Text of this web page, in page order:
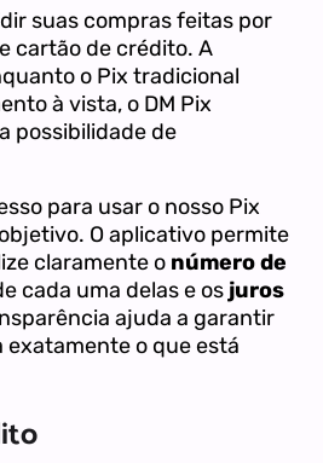
suas compras feitas por
cartão de crédito. A
o Pix tradicional
à vista, o DM Pix
possibilidade de
para usar o nosso Pix
O aplicativo permite
claramente o número de
cada uma delas e os juros
ajuda a garantir
exatamente o que está